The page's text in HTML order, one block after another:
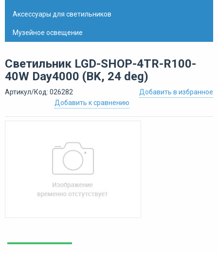
Аксессуары для светильников
Музейное освещение
Светильник LGD-SHOP-4TR-R100-
40W Day4000 (BK, 24 deg)
Артикул/Код: 026282
Добавить в избранное
Добавить к сравнению